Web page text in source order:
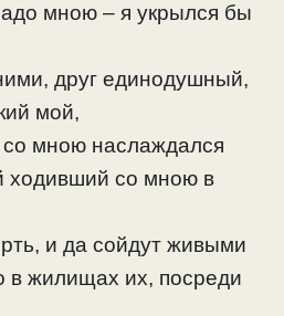
мною – я укрылся бы
друг единодушный,
мой,
мною наслаждался
со мною в
и да сойдут живыми
в жилищах их, посреди